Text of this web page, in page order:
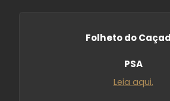
Folheto do
PSA
Leia aqui.